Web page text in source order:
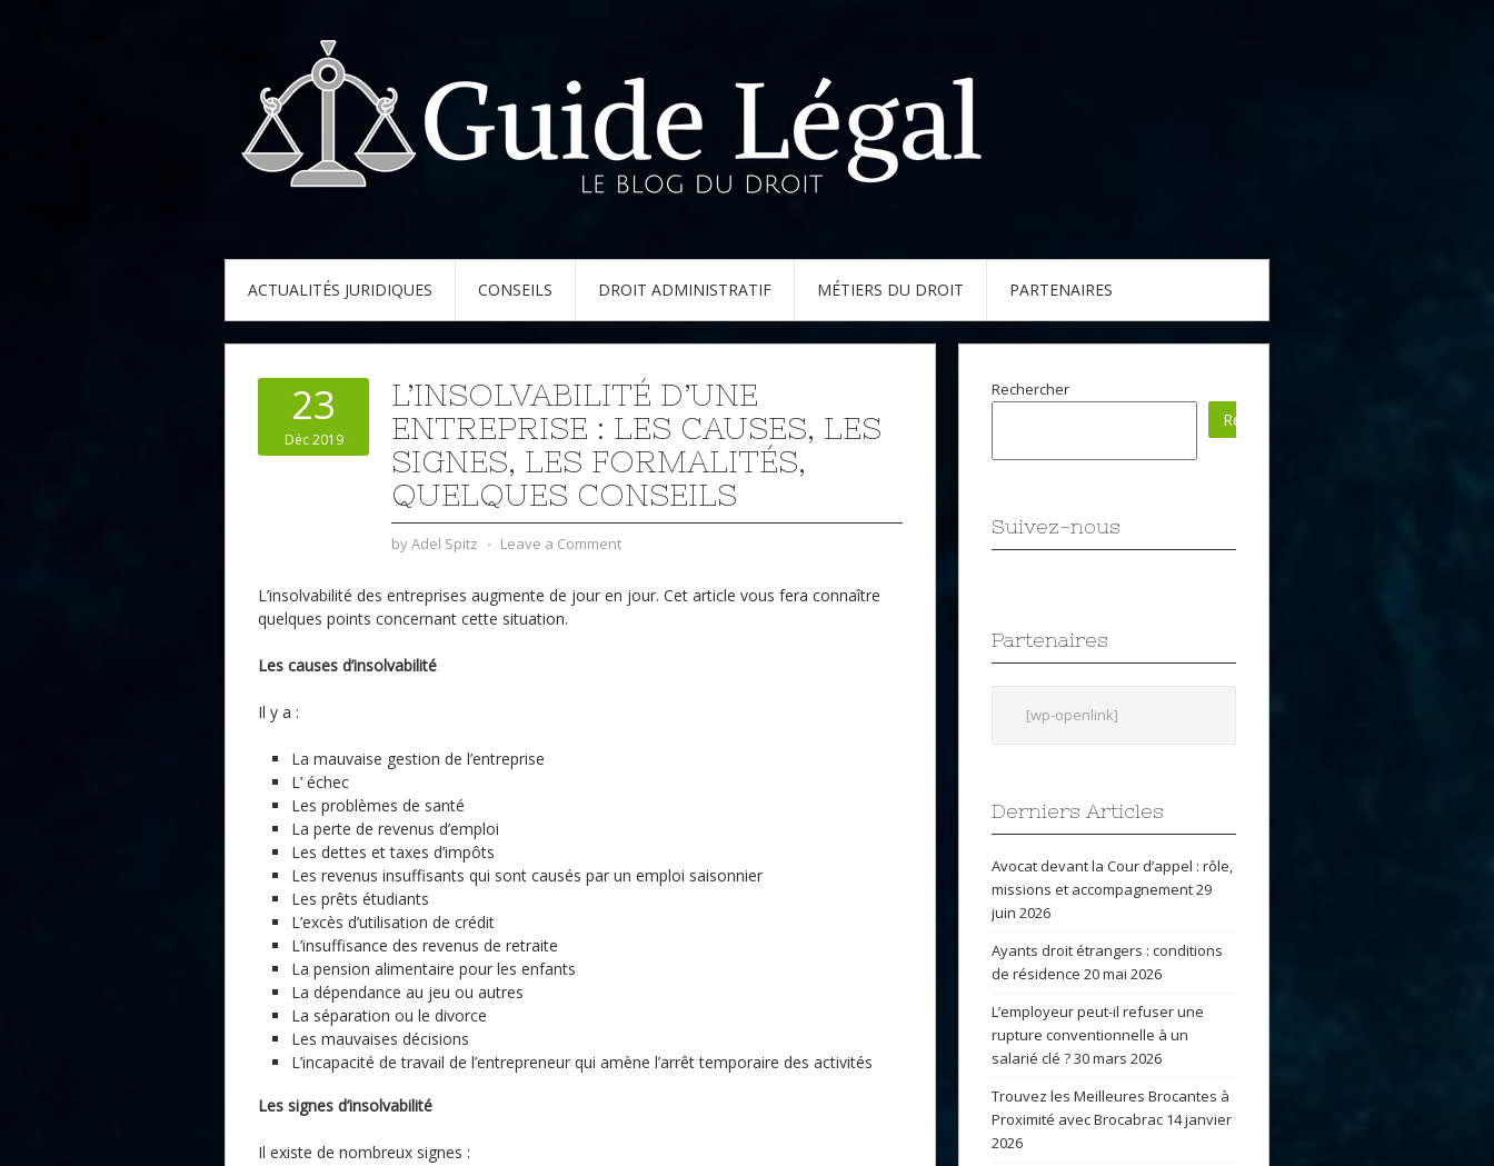
ACTUALITÉS JURIDIQUES CONSEILS DROIT ADMINISTRATIF MÉTIERS DU DROIT PARTENAIRES
23
Déc 2019
L’INSOLVABILITÉ D’UNE
ENTREPRISE : LES CAUSES, LES
SIGNES, LES FORMALITÉS,
QUELQUES CONSEILS
byAdel Spitz ⋅ Leave a Comment
L’insolvabilité des entreprises augmente de jour en jour. Cet article vous fera connaître
quelques points concernant cette situation.
Les causes d’insolvabilité
Il y a :
La mauvaise gestion de l’entreprise
L’ échec
Les problèmes de santé
La perte de revenus d’emploi
Les dettes et taxes d’impôts
Les revenus insuffisants qui sont causés par un emploi saisonnier
Les prêts étudiants
L’excès d’utilisation de crédit
L’insuffisance des revenus de retraite
La pension alimentaire pour les enfants
La dépendance au jeu ou autres
La séparation ou le divorce
Les mauvaises décisions
L’incapacité de travail de l’entrepreneur qui amène l’arrêt temporaire des activités
Les signes d’insolvabilité
Il existe de nombreux signes :
Rechercher
Rechercher
Suivez-nous
Partenaires
[wp-openlink]
Derniers Articles
Avocat devant la Cour d’appel : rôle,
missions et accompagnement29
juin 2026
Ayants droit étrangers : conditions
de résidence 20 mai 2026
L’employeur peut-il refuser une
rupture conventionnelle à un
salarié clé ?30 mars 2026
Trouvez les Meilleures Brocantes à
Proximité avec Brocabrac 14 janvier
2026